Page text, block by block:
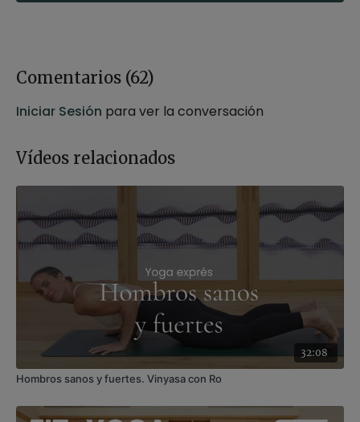
Comentarios (62)
Iniciar Sesión para ver la conversación
Vídeos relacionados
32:08
Hombros sanos y fuertes. Vinyasa con Ro